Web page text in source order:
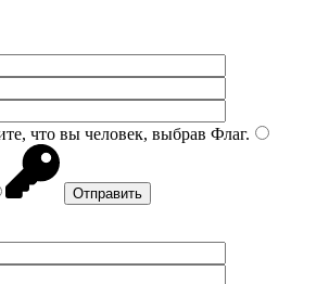
что вы человек, выбрав Флаг.